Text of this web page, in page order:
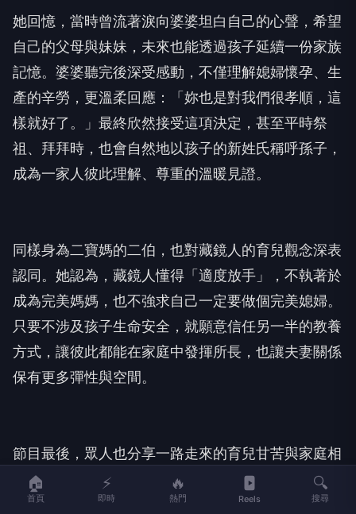
她回憶，當時曾流著淚向婆婆坦白自己的心聲，希望
自己的父母與妹妹，未來也能透過孩子延續一份家族
記憶。婆婆聽完後深受感動，不僅理解媳婦懷孕、生
產的辛勞，更溫柔回應：「妳也是對我們很孝順，這
樣就好了。」最終欣然接受這項決定，甚至平時祭
祖、拜拜時，也會自然地以孩子的新姓氏稱呼孫子，
成為一家人彼此理解、尊重的溫暖見證。
同樣身為二寶媽的二伯，也對藏鏡人的育兒觀念深表
認同。她認為，藏鏡人懂得「適度放手」，不執著於
成為完美媽媽，也不強求自己一定要做個完美媳婦。
只要不涉及孩子生命安全，就願意信任另一半的教養
方式，讓彼此都能在家庭中發揮所長，也讓夫妻關係
保有更多彈性與空間。
節目最後，眾人也分享一路走來的育兒甘苦與家庭相
處點滴，從生育選擇、姓氏傳承，到夫妻分工與親子
教育，沒有標準答案，唯有彼此尊重、充分溝通，才
🏠
首頁
⚡
即時
🔥
熱門 Reels
🔍
搜尋